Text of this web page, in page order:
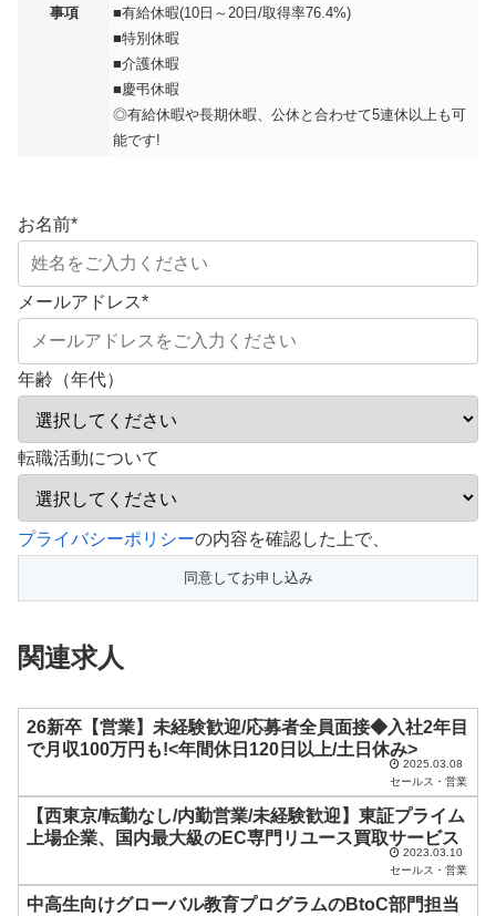
事項
■有給休暇(10日～20日/取得率76.4%)
■特別休暇
■介護休暇
■慶弔休暇
◎有給休暇や長期休暇、公休と合わせて5連休以上も可
能です!
お名前*
メールアドレス*
年齢（年代）
転職活動について
こ
フ
ー
ド
は
ま
ま
に
プライバシーポリシーの内容を確認した上で、
関連求人
26新卒【営業】未経験歓迎/応募者全員面接◆入社2年目
で月収100万円も!<年間休⽇120⽇以上/⼟⽇休み>
2025.03.08
セールス・営業
【西東京/転勤なし/内勤営業/未経験歓迎】東証プライム
上場企業、国内最大級のEC専門リユース買取サービス
2023.03.10
セールス・営業
中高生向けグローバル教育プログラムのBtoC部門担当